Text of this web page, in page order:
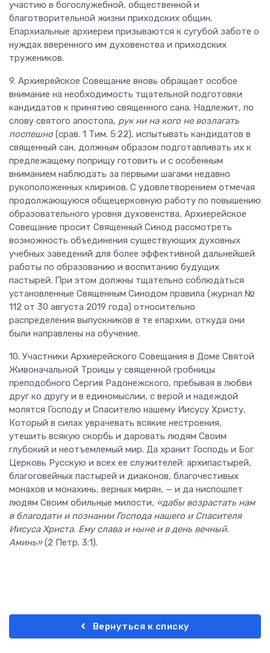
участию в богослужебной, общественной и
благотворительной жизни приходских общин.
Епархиальные архиереи призываются к сугубой заботе о
нуждах вверенного им духовенства и приходских
тружеников.
9. Архиерейское Совещание вновь обращает особое
внимание на необходимость тщательной подготовки
кандидатов к принятию священного сана. Надлежит, по
слову святого апостола, рук ни на кого не возлагать
поспешно (срав. 1 Тим. 5:22), испытывать кандидатов в
священный сан, должным образом подготавливать их к
предлежащему поприщу готовить и с особенным
вниманием наблюдать за первыми шагами недавно
рукоположенных клириков. С удовлетворением отмечая
продолжающуюся общецерковную работу по повышению
образовательного уровня духовенства, Архиерейское
Совещание просит Священный Синод рассмотреть
возможность объединения существующих духовных
учебных заведений для более эффективной дальнейшей
работы по образованию и воспитанию будущих
пастырей. При этом должны тщательно соблюдаться
установленные Священным Синодом правила (журнал №
112 от 30 августа 2019 года) относительно
распределения выпускников в те епархии, откуда они
были направлены на обучение.
10. Участники Архиерейского Совещания в Доме Святой
Живоначальной Троицы у священной гробницы
преподобного Сергия Радонежского, пребывая в любви
друг ко другу и в единомыслии, с верой и надеждой
молятся Господу и Спасителю нашему Иисусу Христу,
Который в силах уврачевать всякие нестроения,
утешить всякую скорбь и даровать людям Своим
глубокий и неотъемлемый мир. Да хранит Господь и Бог
Церковь Русскую и всех ее служителей: архипастырей,
благоговейных пастырей и диаконов, благочестивых
монахов и монахинь, верных мирян, — и да ниспошлет
людям Своим обильные милости, «дабы возрастать нам
в благодати и познании Господа нашего и Спасителя
Иисуса Христа. Ему слава и ныне и в день вечный.
Аминь»(2 Петр. 3:1).
Вернуться к списку